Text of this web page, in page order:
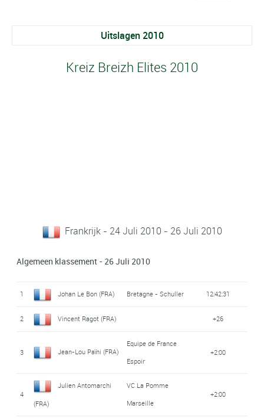
Uitslagen 2010
Kreiz Breizh Elites 2010
Frankrijk - 24 Juli 2010 - 26 Juli 2010
Algemeen klassement - 26 Juli 2010
1 Johan Le Bon (FRA) Bretagne - Schuller 12:42:31
2 Vincent Ragot (FRA) +26
3 Jean-Lou Païni (FRA)
Equipe de France
Espoir
+2:00
4
Julien Antomarchi
(FRA)
VC La Pomme
Marseille
+2:00